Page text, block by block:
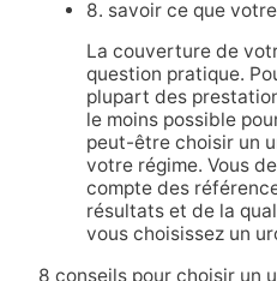
8. savoir ce que
La couverture de
question pratique.
plupart des
le moins possible
peut-être choisir un
votre régime. Vous
compte des
résultats et de la
vous choisissez un
8 conseils pour choisir un